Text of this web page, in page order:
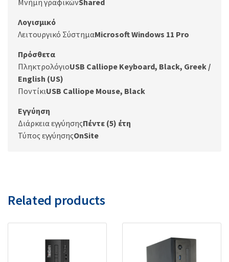
Μνήμη γραφικώνShared
Λογισμικό
Λειτουργικό ΣύστημαMicrosoft Windows 11 Pro
Πρόσθετα
ΠληκτρολόγιοUSB Calliope Keyboard, Black, Greek /
English (US)
ΠοντίκιUSB Calliope Mouse, Black
Εγγύηση
Διάρκεια εγγύησηςΠέντε (5) έτη
Τύπος εγγύησηςOnSite
Related products